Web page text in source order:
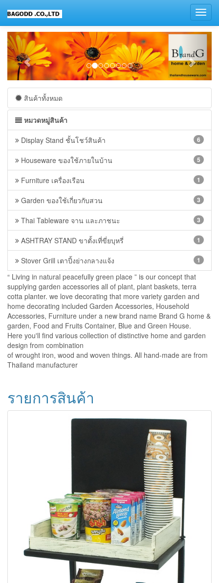
สินค้าทั้งหมด
หมวดหมู่สินค้า
Display Stand ชั้นโชว์สินค้า 6
Houseware ของใช้ภายในบ้าน 5
Furniture เครื่องเรือน 1
Garden ของใช้เกี่ยวกับสวน 3
Thai Tableware จาน และภาชนะ 3
ASHTRAY STAND ขาตั้งเที่ขี่ยบุหรี่ 1
Stover Grill เตาปิ้งย่างกลางแจ้ง 1
“ Living in natural peacefully green place ” is our concept that
supplying garden accessories all of plant, plant baskets, terra
cotta planter. we love decorating that more variety garden and
home decorating included Garden Accessories, Household
Accessories, Furniture under a new brand name Brand G home &
garden, Food and Fruits Container, Blue and Green House.
Here you'll find various collection of distinctive home and garden
design from combination
of wrought iron, wood and woven things. All hand-made are from
Thailand manufacturer
รายการสินค้า